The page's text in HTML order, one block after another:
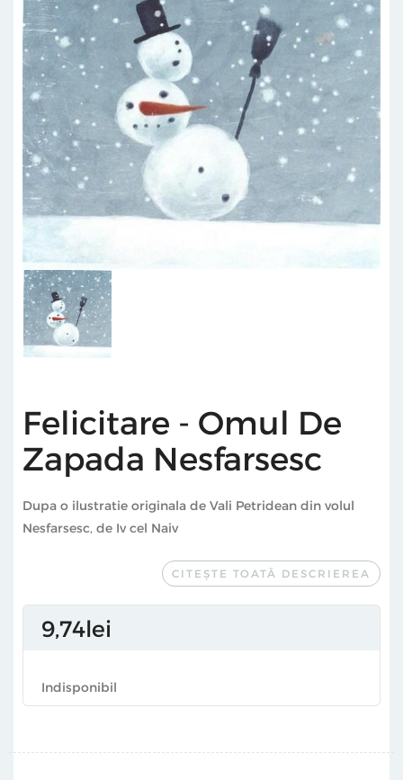
Felicitare - Omul De
Zapada Nesfarsesc
Dupa o ilustratie originala de Vali Petridean din volul
Nesfarsesc, de Iv cel Naiv
CITEȘTE TOATĂ DESCRIEREA
9 74lei
Indisponibil